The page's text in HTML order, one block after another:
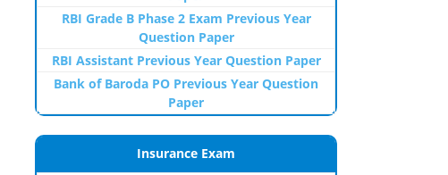
RBI Grade B Phase 2 Exam Previous Year
Question Paper
RBI Assistant Previous Year Question Paper
Bank of Baroda PO Previous Year Question
Paper
Insurance Exam